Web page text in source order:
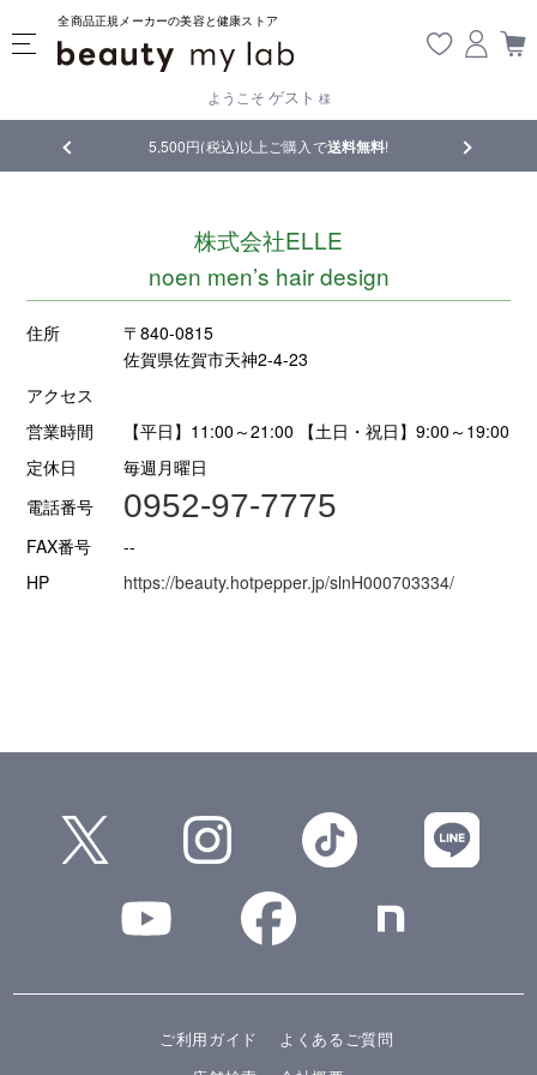
全商品正規メーカーの美容と健康ストア
ようこそ ゲスト 様
5,500円(税込)以上ご購入で送料無料! 【重要】
株式会社ELLE
noen men’s hair design
住所
〒840-0815
佐賀県佐賀市天神2-4-23
アクセス
営業時間
【平日】11:00～21:00 【土日・祝日】9:00～19:00
定休日
毎週月曜日
電話番号
0952-97-7775
FAX番号
--
HP
https://beauty.hotpepper.jp/slnH000703334/
ご利用ガイド
よくあるご質問